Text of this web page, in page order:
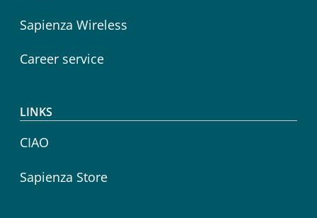
Sapienza Wireless
Career service
LINKS
CIAO
Sapienza Store